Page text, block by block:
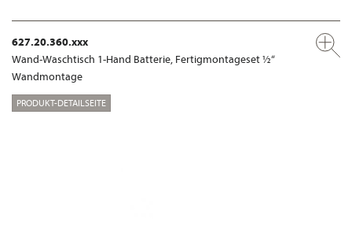
627.20.360.xxx
Wand-Waschtisch 1-Hand Batterie, Fertigmontageset ½“
Wandmontage
PRODUKT-DETAILSEITE